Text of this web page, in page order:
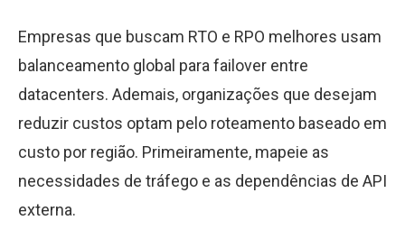
Empresas que buscam RTO e RPO melhores usam
balanceamento global para failover entre
datacenters. Ademais, organizações que desejam
reduzir custos optam pelo roteamento baseado em
custo por região. Primeiramente, mapeie as
necessidades de tráfego e as dependências de API
externa.